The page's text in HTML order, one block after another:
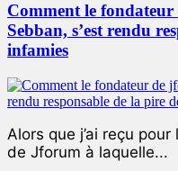
Comment le
Sebban, s’est rendu
infamies
Alors que j’ai reçu
de Jforum à laquelle...